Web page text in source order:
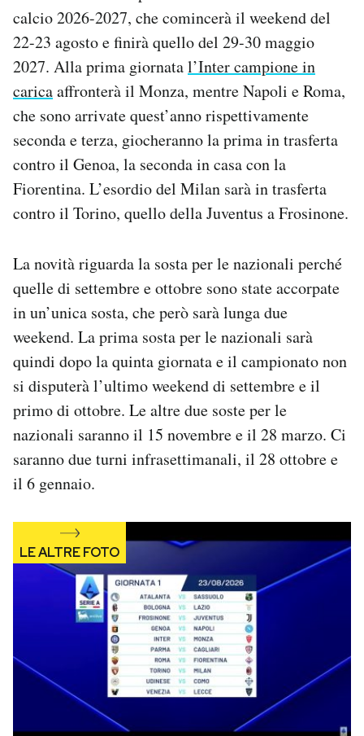
Notifiche mobile
Regala il Post
Hai bisogno di aiuto?
Esci
calcio 2026-2027, che comincerà il weekend del
22-23 agosto e finirà quello del 29-30 maggio
2027. Alla prima giornatal’Inter campione in
caricaaffronterà il Monza, mentre Napoli e Roma,
che sono arrivate quest’anno rispettivamente
seconda e terza, giocheranno la prima in trasferta
contro il Genoa, la seconda in casa con la
Fiorentina. L’esordio del Milan sarà in trasferta
contro il Torino, quello della Juventus a Frosinone.
La novità riguarda la sosta per le nazionali perché
quelle di settembre e ottobre sono state accorpate
in un’unica sosta, che però sarà lunga due
weekend. La prima sosta per le nazionali sarà
quindi dopo la quinta giornata e il campionato non
si disputerà l’ultimo weekend di settembre e il
primo di ottobre. Le altre due soste per le
nazionali saranno il 15 novembre e il 28 marzo. Ci
saranno due turni infrasettimanali, il 28 ottobre e
il 6 gennaio.